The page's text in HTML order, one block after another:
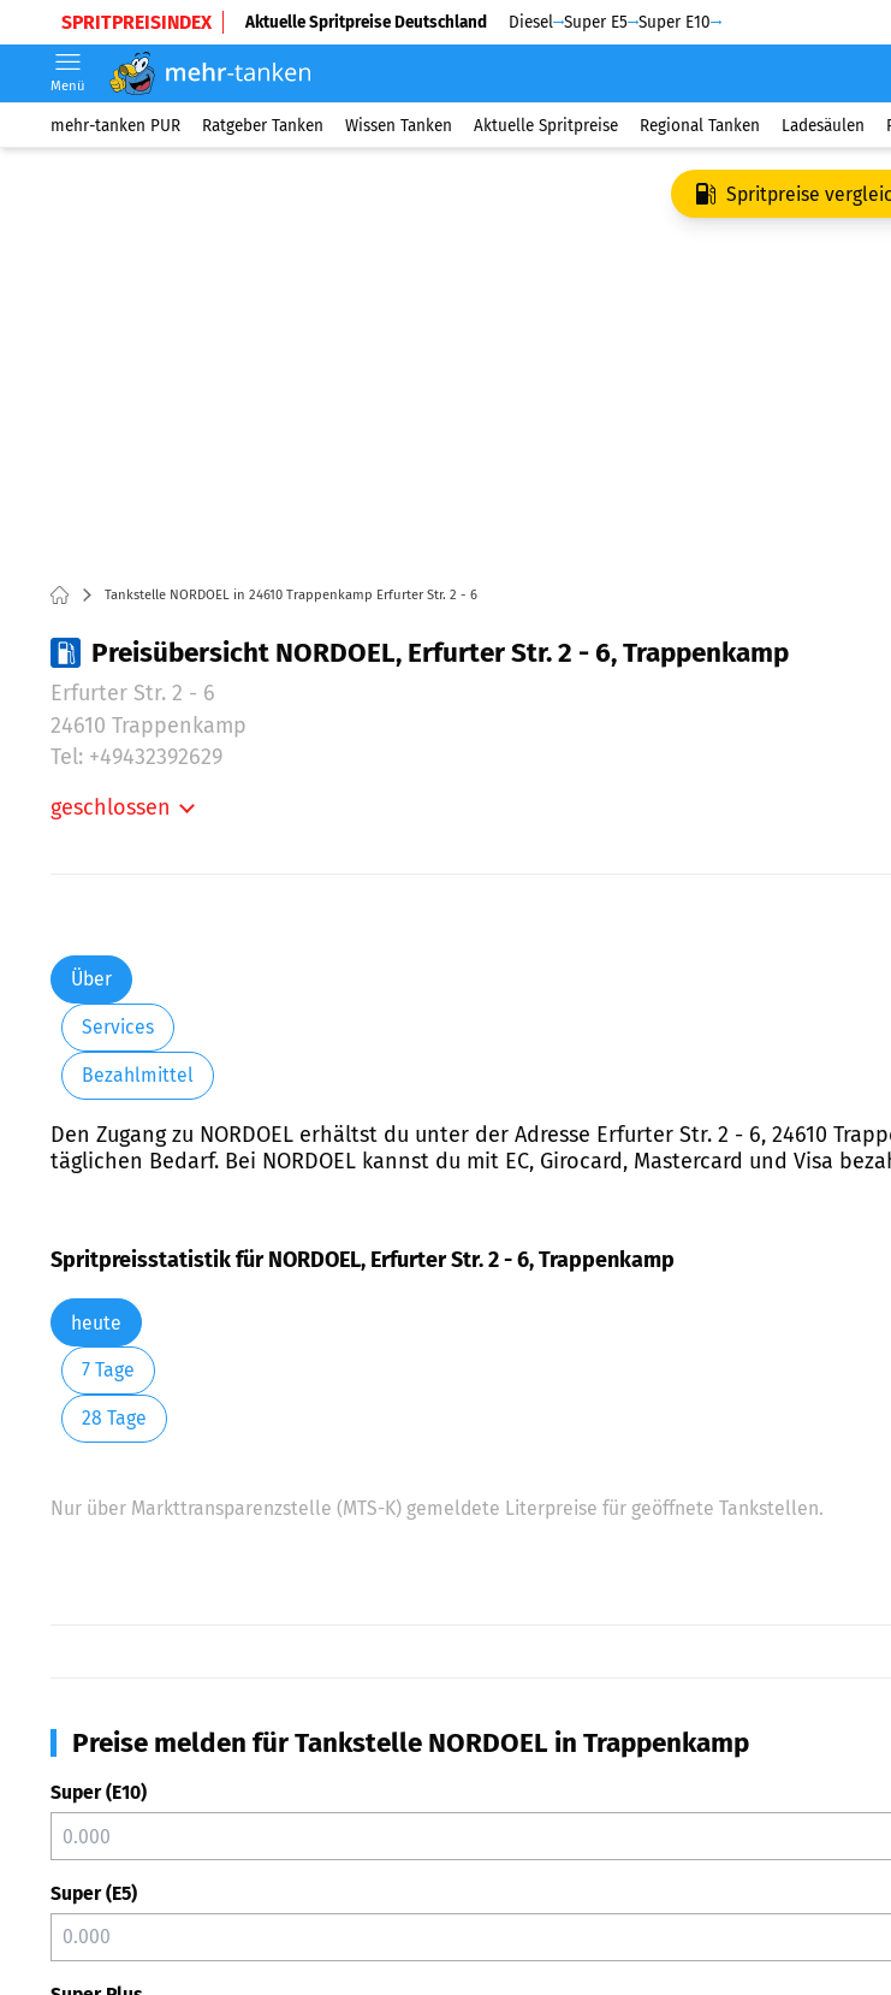
SPRITPREISINDEX Aktuelle Spritpreise Deutschland Diesel Super E5 Super E10
Menü
mehr-tanken PUR Ratgeber Tanken Wissen Tanken Aktuelle Spritpreise Regional Tanken Ladesäulen
Spritpreise
Tankstelle NORDOEL in 24610 Trappenkamp Erfurter Str. 2 - 6
Preisübersicht NORDOEL, Erfurter Str. 2 - 6, Trappenkamp
Erfurter Str. 2 - 6
24610 Trappenkamp
Tel: +49432392629
geschlossen
Freitag:
Samstag:
Sonntag:
Über
Services
Bezahlmittel
Den Zugang zu NORDOEL erhältst du unter der Adresse Erfurter Str. 2 - 6, 24610
täglichen Bedarf. Bei NORDOEL kannst du mit EC, Girocard, Mastercard und Visa
Spritpreisstatistik für NORDOEL, Erfurter Str. 2 - 6, Trappenkamp
heute
7 Tage
28 Tage
Nur über Markttransparenzstelle (MTS-K) gemeldete Literpreise für geöffnete Tankstellen.
Preise melden für Tankstelle NORDOEL in Trappenkamp
Super (E10)
Super (E5)